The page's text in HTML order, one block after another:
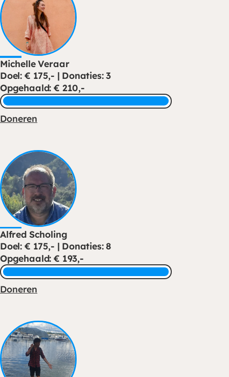
Michelle Veraar
Doel: € 175,- | Donaties: 3
Opgehaald: € 210,-
Doneren
Alfred Scholing
Doel: € 175,- | Donaties: 8
Opgehaald: € 193,-
Doneren